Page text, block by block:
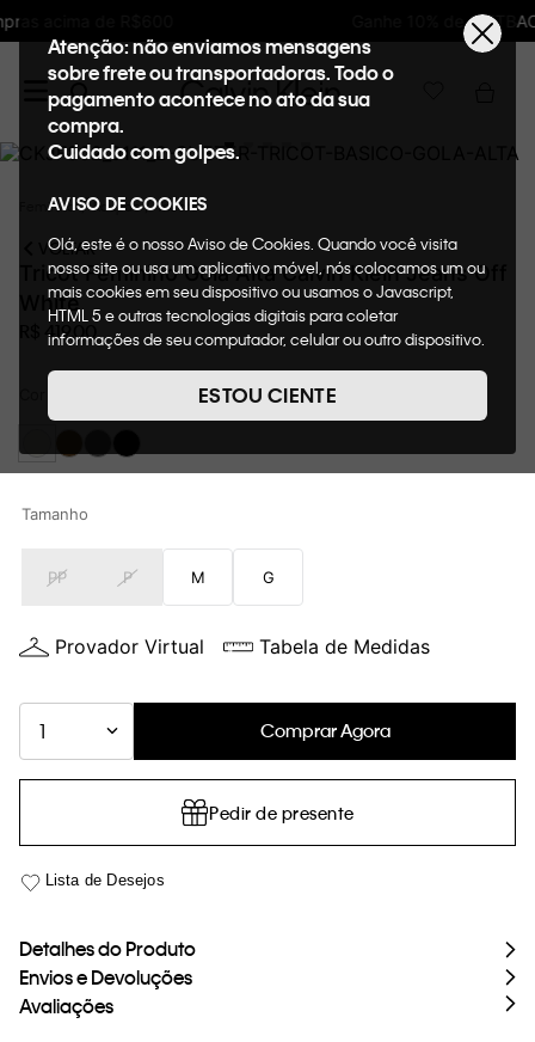
Ganhe 10% de GIFTBACK em todas as compras
Atenção: não enviamos mensagens
sobre frete ou transportadoras. Todo o
pagamento acontece no ato da sua
compra.
Cuidado com golpes.
AVISO DE COOKIES
Olá, este é o nosso Aviso de Cookies. Quando você visita
nosso site ou usa um aplicativo móvel, nós colocamos um ou
mais cookies em seu dispositivo ou usamos o Javascript,
HTML 5 e outras tecnologias digitais para coletar
informações de seu computador, celular ou outro dispositivo.
de cookies, informaremos quais cookies usaremos e quais
suas funções. A forma como processamos os dados
nosso Aviso de Privacidade. Quando você visita nosso site,
fornecer a você toda a funcionalidade do site, incluindo,
loja virtual. Para maiores informações sobre o nosso aviso de
Cookies acesse o link.
ESTOU CIENTE
Feminino Roupas Tricots
VOLTAR
Tricot Feminino Gola Alta Calvin Klein Jeans Off
White
419,00
Tamanho
PP P M G
Provador Virtual Tabela de Medidas
1 Comprar Agora
Pedir de presente
Detalhes do Produto
Envios e Devoluções
Avaliações